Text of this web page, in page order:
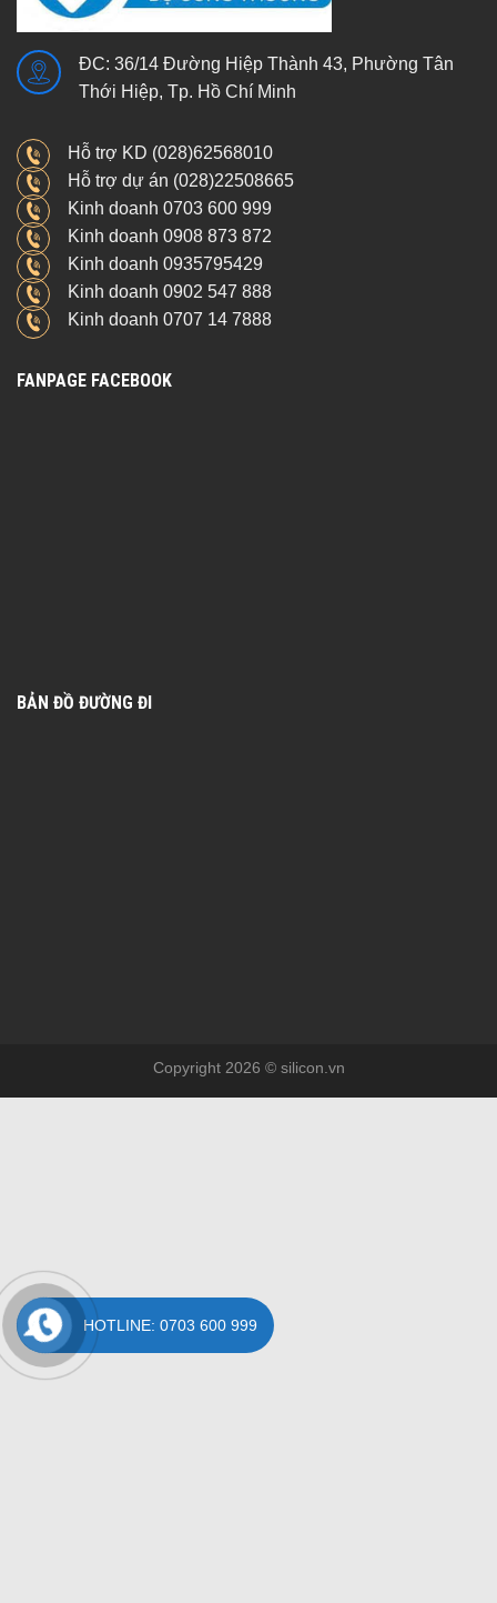
ĐC: 36/14 Đường Hiệp Thành 43, Phường Tân
Thới Hiệp, Tp. Hồ Chí Minh
Hỗ trợ KD (028)62568010
Hỗ trợ dự án (028)22508665
Kinh doanh 0703 600 999
Kinh doanh 0908 873 872
Kinh doanh 0935795429
Kinh doanh 0902 547 888
Kinh doanh 0707 14 7888
FANPAGE FACEBOOK
BẢN ĐỒ ĐƯỜNG ĐI
Copyright 2026 © silicon.vn
HOTLINE: 0703 600 999